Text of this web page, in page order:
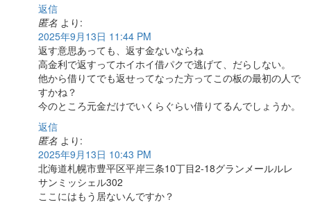
返信
匿名 より:
2025年9月13日 11:44 PM
返す意思あっても、返す金ないならね
高金利で返すってホイホイ借パクで逃げて、だらしない。
他から借りてでも返せってなった方ってこの板の最初の人で
すかね？
今のところ元金だけでいくらぐらい借りてるんでしょうか。
返信
匿名 より:
2025年9月13日 10:43 PM
北海道札幌市豊平区平岸三条10丁目2-18グランメールルレ
サンミッシェル302
ここにはもう居ないんですか？